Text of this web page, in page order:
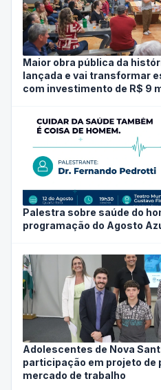
Maior obra pública da
lançada e vai transformar
com investimento de R$ 9
Palestra sobre saúde do
programação do Agosto
Adolescentes de Nova
participação em projeto de